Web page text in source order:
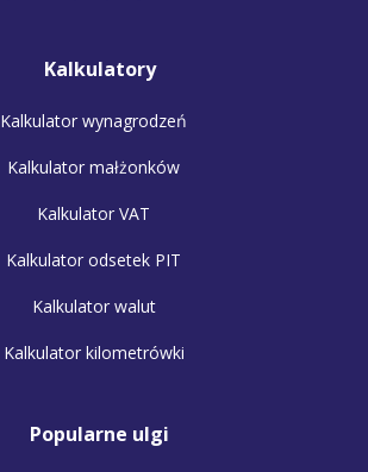
Kalkulatory
Kalkulator wynagrodzeń
Kalkulator małżonków
Kalkulator VAT
Kalkulator odsetek PIT
Kalkulator walut
Kalkulator kilometrówki
Popularne ulgi